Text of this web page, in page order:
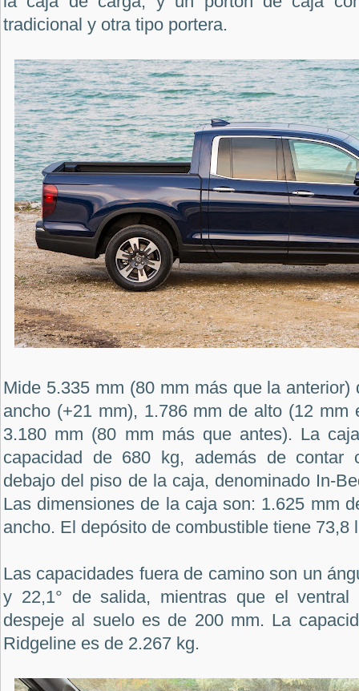
tradicional y otra tipo portera.
Mide 5.335 mm (80 mm más que la anterior)
ancho (+21 mm), 1.786 mm de alto (12 mm
3.180 mm (80 mm más que antes). La
capacidad de 680 kg, además de contar
debajo del piso de la caja, denominado In-
Las dimensiones de la caja son: 1.625 mm
ancho. El depósito de combustible tiene 73,8
Las capacidades fuera de camino son un
y 22,1° de salida, mientras que el
despeje al suelo es de 200 mm. La
Ridgeline es de 2.267 kg.